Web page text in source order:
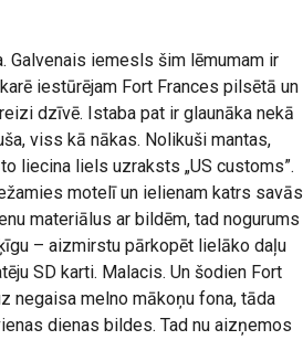
Galvenais iemesls šim lēmumam ir
iestūrējam Fort Frances pilsētā un
dzīvē. Istaba pat ir glaunāka nekā
viss kā nākas. Nolikuši mantas,
liecina liels uzraksts „US customs”.
motelī un ielienam katrs savās
materiālus ar bildēm, tad nogurums
– aizmirstu pārkopēt lielāko daļu
SD karti. Malacis. Un šodien Fort
negaisa melno mākoņu fona, tāda
dienas bildes. Tad nu aizņemos